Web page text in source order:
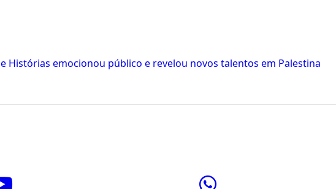
Histórias emocionou público e revelou novos talentos em Palestina